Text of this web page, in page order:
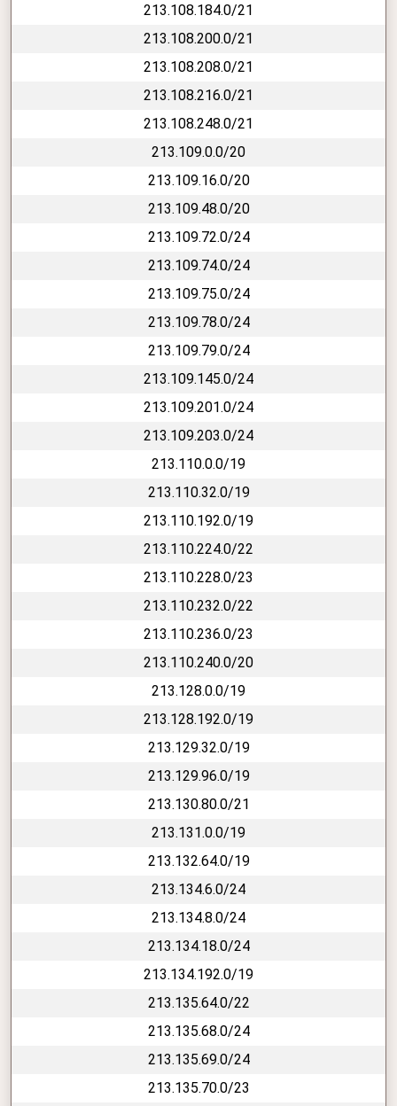
213.108.184.0/21
213.108.200.0/21
213.108.208.0/21
213.108.216.0/21
213.108.248.0/21
213.109.0.0/20
213.109.16.0/20
213.109.48.0/20
213.109.72.0/24
213.109.74.0/24
213.109.75.0/24
213.109.78.0/24
213.109.79.0/24
213.109.145.0/24
213.109.201.0/24
213.109.203.0/24
213.110.0.0/19
213.110.32.0/19
213.110.192.0/19
213.110.224.0/22
213.110.228.0/23
213.110.232.0/22
213.110.236.0/23
213.110.240.0/20
213.128.0.0/19
213.128.192.0/19
213.129.32.0/19
213.129.96.0/19
213.130.80.0/21
213.131.0.0/19
213.132.64.0/19
213.134.6.0/24
213.134.8.0/24
213.134.18.0/24
213.134.192.0/19
213.135.64.0/22
213.135.68.0/24
213.135.69.0/24
213.135.70.0/23